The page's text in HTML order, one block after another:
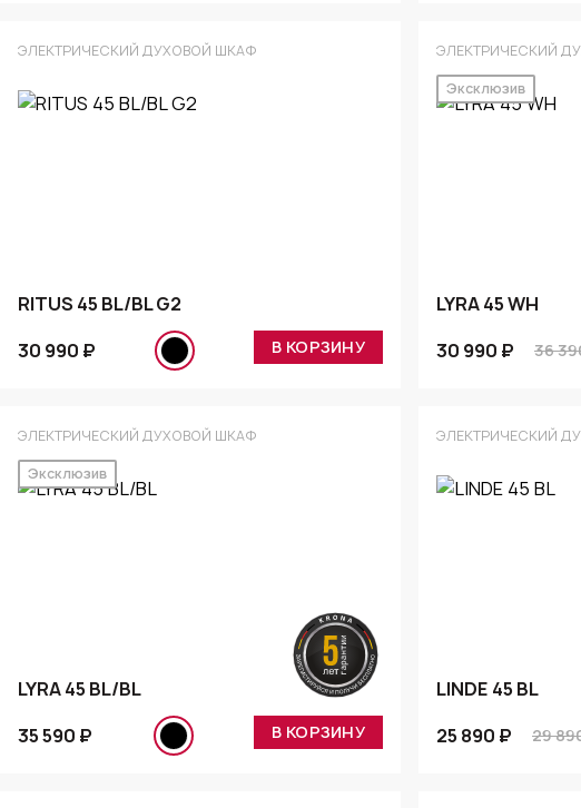
ЭЛЕКТРИЧЕСКИЙ ДУХОВОЙ ШКАФ
RITUS 45 BL/BL G2
30 990 ₽
В КОРЗИНУ
ЭЛЕКТРИЧЕСКИЙ
Эксклюзив
LYRA 45 WH
30 990 ₽
36
ЭЛЕКТРИЧЕСКИЙ ДУХОВОЙ ШКАФ
Эксклюзив
LYRA 45 BL/BL
35 590 ₽
В КОРЗИНУ
ЭЛЕКТРИЧЕСКИЙ
LINDE 45 BL
25 890 ₽
29